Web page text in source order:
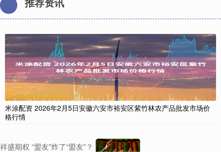
米涂配资 2026年2月5日安徽六安市裕安区紫竹林农产品批发市场价
格行情
祥盛期权 “盟友”炸了“盟友”？